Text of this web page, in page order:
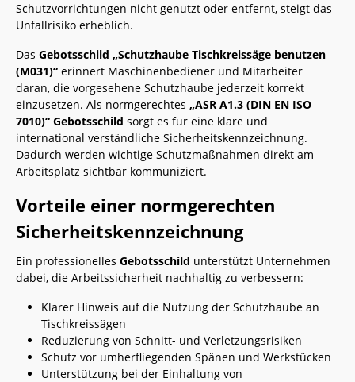
Schutzvorrichtungen nicht genutzt oder entfernt, steigt das
Unfallrisiko erheblich.
Das Gebotsschild „Schutzhaube Tischkreissäge benutzen
(M031)“ erinnert Maschinenbediener und Mitarbeiter
daran, die vorgesehene Schutzhaube jederzeit korrekt
einzusetzen. Als normgerechtes „ASR A1.3 (DIN EN ISO
7010)“ Gebotsschild sorgt es für eine klare und
international verständliche Sicherheitskennzeichnung.
Dadurch werden wichtige Schutzmaßnahmen direkt am
Arbeitsplatz sichtbar kommuniziert.
Vorteile einer normgerechten
Sicherheitskennzeichnung
Ein professionelles Gebotsschild unterstützt Unternehmen
dabei, die Arbeitssicherheit nachhaltig zu verbessern:
Klarer Hinweis auf die Nutzung der Schutzhaube an
Tischkreissägen
Reduzierung von Schnitt- und Verletzungsrisiken
Schutz vor umherfliegenden Spänen und Werkstücken
Unterstützung bei der Einhaltung von